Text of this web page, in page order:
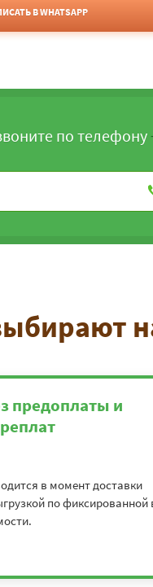
В WHATSAPP
по телефону
предоплаты и
в момент доставки
по фиксированной